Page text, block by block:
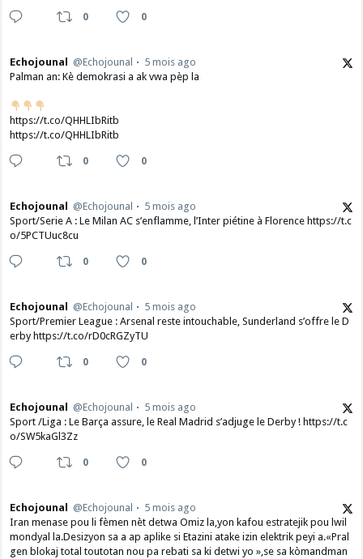
0 0
Echojounal @Echojounal
5 mois ago
Palman an: Kè demokrasi a ak vwa pèp la
https://t.co/QHHLIbRitb
https://t.co/QHHLIbRitb
0 0
Echojounal @Echojounal
5 mois ago
Sport/Serie A : Le Milan AC s’enflamme, l’Inter piétine à Florence https://t.c
o/5PCTUuc8cu
0 0
Echojounal @Echojounal
5 mois ago
Sport/Premier League : Arsenal reste intouchable, Sunderland s’offre le D
erby https://t.co/rD0cRGZyTU
0 0
Echojounal @Echojounal
5 mois ago
Sport /Liga : Le Barça assure, le Real Madrid s’adjuge le Derby ! https://t.c
o/SW5kaGl3Zz
0 0
Echojounal @Echojounal
5 mois ago
Iran menase pou li fèmen nèt detwa Omiz la,yon kafou estratejik pou lwil
mondyal la.Desizyon sa a ap aplike si Etazini atake izin elektrik peyi a.​«Pral
gen blokaj total toutotan nou pa rebati sa ki detwi yo »,se sa kòmandman